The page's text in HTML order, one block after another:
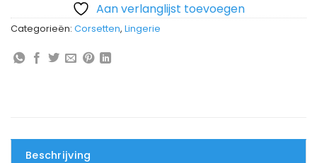
Aan verlanglijst toevoegen
Categorieën: Corsetten, Lingerie
Beschrijving